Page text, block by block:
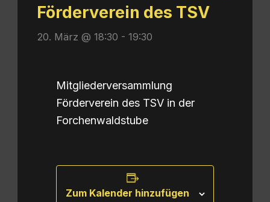
Förderverein des TSV
20. März @ 18:30 - 19:30
Mitgliederversammlung
Förderverein des TSV in der
Forchenwaldstube
Zum Kalender hinzufügen